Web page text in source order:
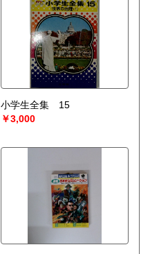
小学生全集 15
￥3,000